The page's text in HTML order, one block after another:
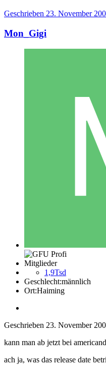
Geschrieben 23. November
Mon_Gigi
Mitglieder
1,9Tsd
Geschlecht:männlich
Ort:Haiming
Geschrieben 23. November
kann man ab jetzt bei
ach ja, was das release date